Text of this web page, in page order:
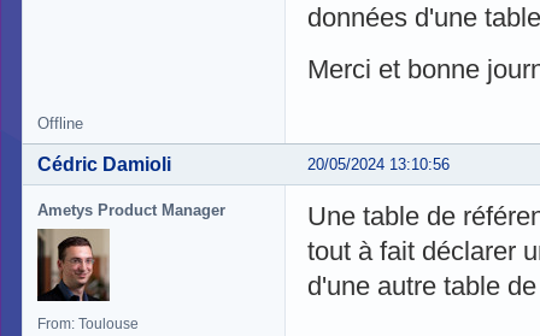
données d'une
Merci et bonne
Offline
20/05/2024 13:10:56
Cédric Damioli
Ametys Product Manager
From: Toulouse
Une table de
tout à fait déclarer
d'une autre table